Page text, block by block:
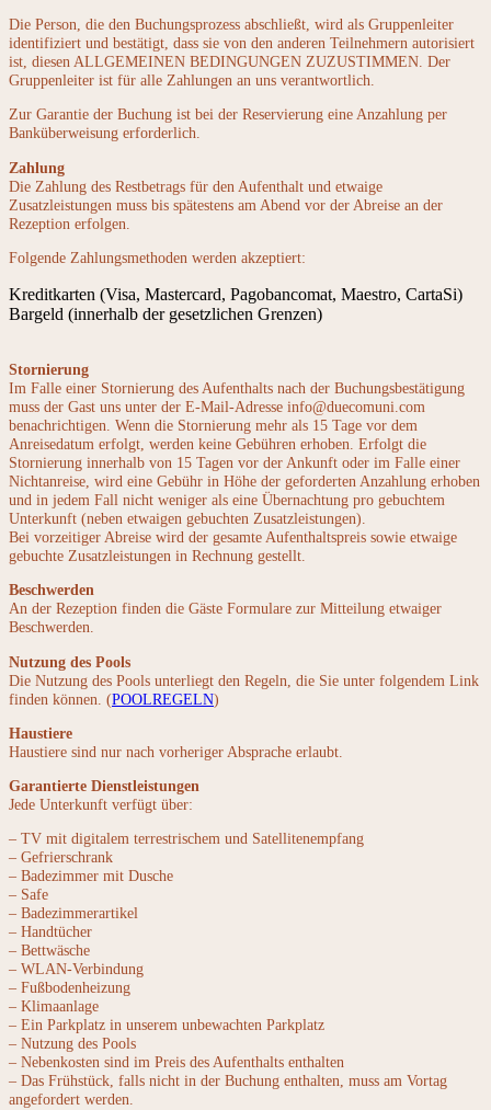
Die Person, die den Buchungsprozess abschließt, wird als Gruppenleiter
identifiziert und bestätigt, dass sie von den anderen Teilnehmern autorisiert
ist, diesen ALLGEMEINEN BEDINGUNGEN ZUZUSTIMMEN. Der
Gruppenleiter ist für alle Zahlungen an uns verantwortlich.
Zur Garantie der Buchung ist bei der Reservierung eine Anzahlung per
Banküberweisung erforderlich.
Zahlung
Die Zahlung des Restbetrags für den Aufenthalt und etwaige
Zusatzleistungen muss bis spätestens am Abend vor der Abreise an der
Rezeption erfolgen.
Folgende Zahlungsmethoden werden akzeptiert:
Kreditkarten (Visa, Mastercard, Pagobancomat, Maestro, CartaSi)
Bargeld (innerhalb der gesetzlichen Grenzen)
Stornierung
Im Falle einer Stornierung des Aufenthalts nach der Buchungsbestätigung
muss der Gast uns unter der E-Mail-Adresse info@duecomuni.com
benachrichtigen. Wenn die Stornierung mehr als 15 Tage vor dem
Anreisedatum erfolgt, werden keine Gebühren erhoben. Erfolgt die
Stornierung innerhalb von 15 Tagen vor der Ankunft oder im Falle einer
Nichtanreise, wird eine Gebühr in Höhe der geforderten Anzahlung erhoben
und in jedem Fall nicht weniger als eine Übernachtung pro gebuchtem
Unterkunft (neben etwaigen gebuchten Zusatzleistungen).
Bei vorzeitiger Abreise wird der gesamte Aufenthaltspreis sowie etwaige
gebuchte Zusatzleistungen in Rechnung gestellt.
Beschwerden
An der Rezeption finden die Gäste Formulare zur Mitteilung etwaiger
Beschwerden.
Nutzung des Pools
Die Nutzung des Pools unterliegt den Regeln, die Sie unter folgendem Link
finden können. (POOLREGELN)
Haustiere
Haustiere sind nur nach vorheriger Absprache erlaubt.
Garantierte Dienstleistungen
Jede Unterkunft verfügt über:
– TV mit digitalem terrestrischem und Satellitenempfang
– Gefrierschrank
– Badezimmer mit Dusche
– Safe
– Badezimmerartikel
– Handtücher
– Bettwäsche
– WLAN-Verbindung
– Fußbodenheizung
– Klimaanlage
– Ein Parkplatz in unserem unbewachten Parkplatz
– Nutzung des Pools
– Nebenkosten sind im Preis des Aufenthalts enthalten
– Das Frühstück, falls nicht in der Buchung enthalten, muss am Vortag
angefordert werden.